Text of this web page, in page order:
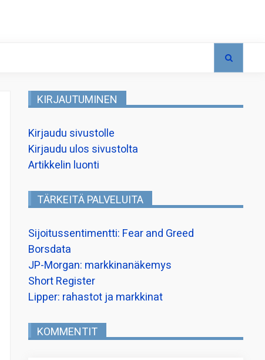
KIRJAUTUMINEN
Kirjaudu sivustolle
Kirjaudu ulos sivustolta
Artikkelin luonti
TÄRKEITÄ PALVELUITA
Sijoitussentimentti: Fear and Greed
Borsdata
JP-Morgan: markkinanäkemys
Short Register
Lipper: rahastot ja markkinat
KOMMENTIT